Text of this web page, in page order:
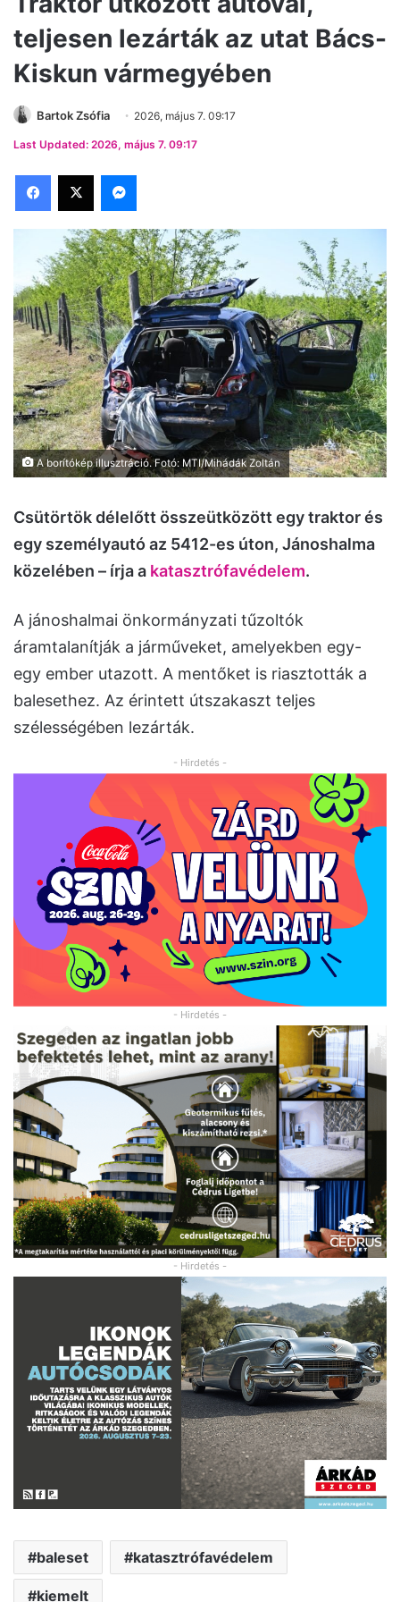
teljesen lezárták az utat Bács-
Kiskun vármegyében
Bartok Zsófia 2026, május 7. 09:17
Last Updated: 2026, május 7. 09:17
Facebook
X Messenger
A borítókép illusztráció. Fotó: MTI/Mihádák Zoltán
Csütörtök délelőtt összeütközött egy traktor és
egy személyautó az 5412-es úton, Jánoshalma
közelében – írja a katasztrófavédelem.
A jánoshalmai önkormányzati tűzoltók
áramtalanítják a járműveket, amelyekben egy-
egy ember utazott. A mentőket is riasztották a
balesethez. Az érintett útszakaszt teljes
szélességében lezárták.
- Hirdetés -
- Hirdetés -
- Hirdetés -
baleset katasztrófavédelem
kiemelt